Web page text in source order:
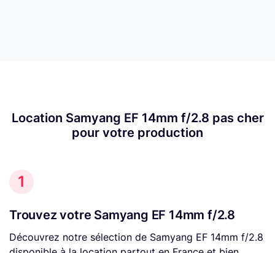
Location Samyang EF 14mm f/2.8 pas cher
pour votre production
1
Trouvez votre Samyang EF 14mm f/2.8
Découvrez notre sélection de Samyang EF 14mm f/2.8